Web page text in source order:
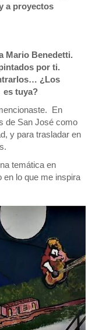
a proyectos
Mario Benedetti.
por ti.
¿Los
es tuya?
En
de San José como
y para trasladar en
temática en
en lo que me inspira